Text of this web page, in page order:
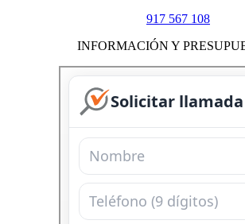
917 567 108
INFORMACIÓN Y